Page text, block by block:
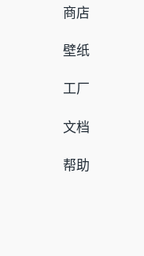
商店
壁纸
工厂
文档
帮助